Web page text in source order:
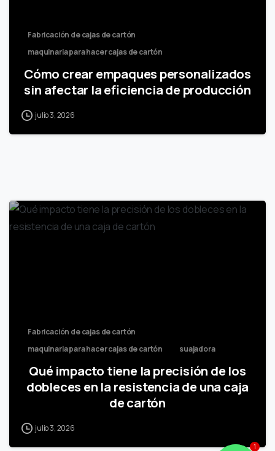
Fabricación de cajas de cartón
maquinaria para hacer cajas de cartón
Cómo crear empaques personalizados
sin afectar la eficiencia de producción
julio 3, 2026
Fabricación de cajas de cartón
maquinaria para hacer cajas de cartón
suajadora
Qué impacto tiene la precisión de los
dobleces en la resistencia de una caja
de cartón
julio 3, 2026